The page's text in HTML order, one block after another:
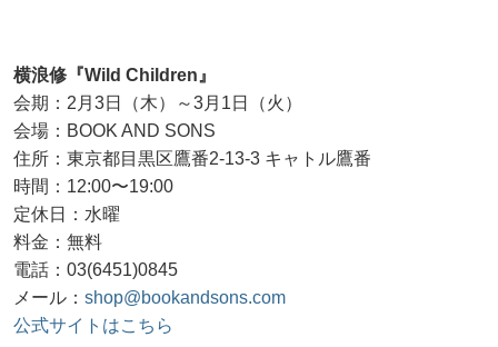
横浪修『Wild Children』
会期：2月3日（木）～3月1日（火）
会場：BOOK AND SONS
住所：東京都目黒区鷹番2-13-3 キャトル鷹番
時間：12:00〜19:00
定休日：水曜
料金：無料
電話：03(6451)0845
メール：shop@bookandsons.com
公式サイトはこちら